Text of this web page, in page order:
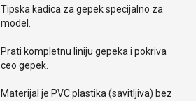
Tipska kadica za gepek specijalno za
model.
Prati kompletnu liniju gepeka i pokriva
ceo gepek.
Materijal je PVC plastika (savitljiva) bez